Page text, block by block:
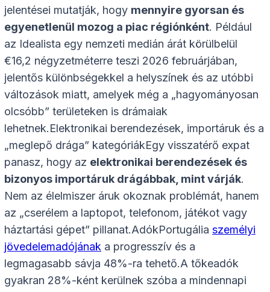
jelentései mutatják, hogy mennyire gyorsan és
egyenetlenül mozog a piac régiónként. Például
az Idealista egy nemzeti medián árát körülbelül
€16,2 négyzetméterre teszi 2026 februárjában,
jelentős különbségekkel a helyszínek és az utóbbi
változások miatt, amelyek még a „hagyományosan
olcsóbb” területeken is drámaiak
lehetnek.Elektronikai berendezések, importáruk és a
„meglepő drága” kategóriákEgy visszatérő expat
panasz, hogy az elektronikai berendezések és
bizonyos importáruk drágábbak, mint várják.
Nem az élelmiszer áruk okoznak problémát, hanem
az „cserélem a laptopot, telefonom, játékot vagy
háztartási gépet” pillanat.AdókPortugália személyi
jövedelemadójának a progresszív és a
legmagasabb sávja 48%-ra tehető.A tőkeadók
gyakran 28%-ként kerülnek szóba a mindennapi